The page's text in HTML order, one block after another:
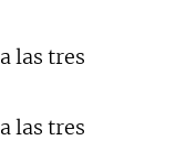
a las tres
a las tres